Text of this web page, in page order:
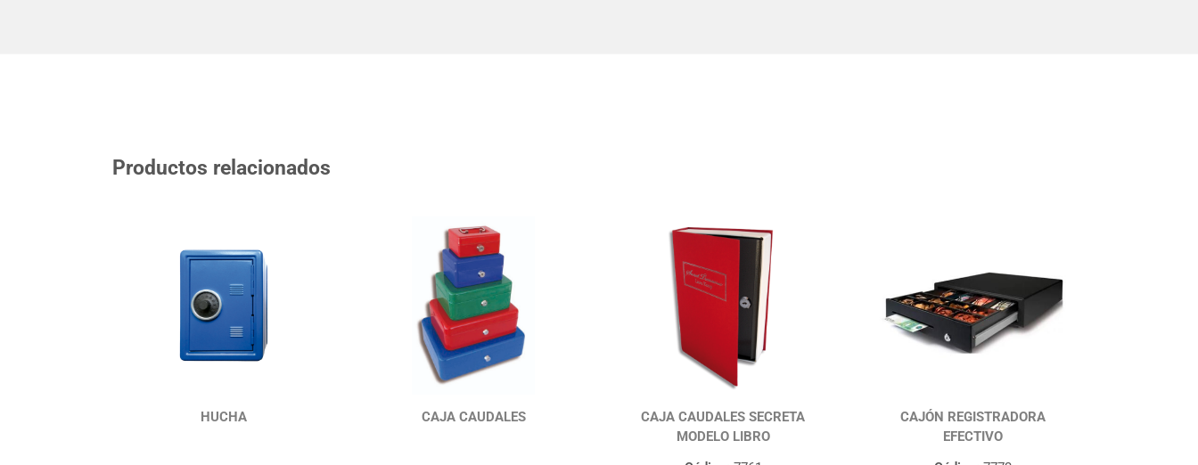
Productos relacionados
HUCHA CAJA CAUDALES
CAJA CAUDALES SECRETA
MODELO LIBRO
CAJÓN REGISTRADORA
EFECTIVO